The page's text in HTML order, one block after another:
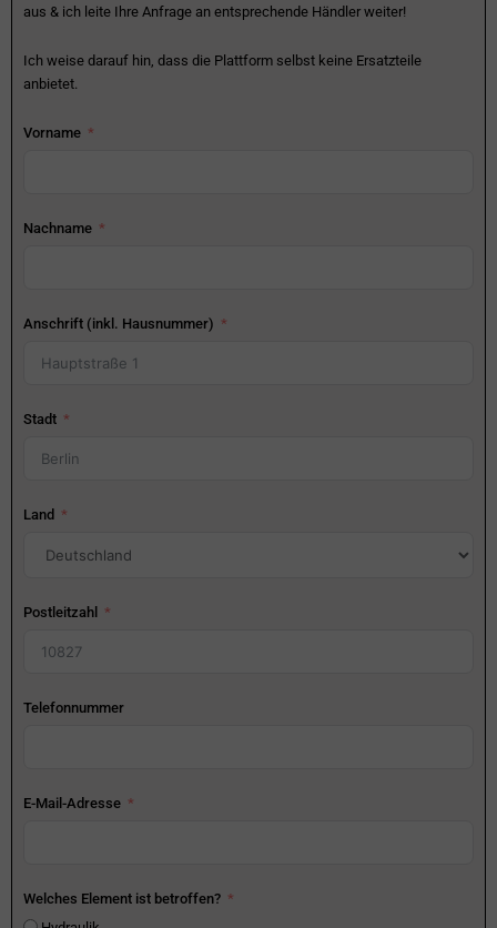
aus & ich leite Ihre Anfrage an entsprechende Händler weiter!
Ich weise darauf hin, dass die Plattform selbst keine Ersatzteile
anbietet.
Vorname
Nachname
Anschrift (inkl. Hausnummer)
Stadt
Land
Postleitzahl
Telefonnummer
E-Mail-Adresse
Welches Element ist betroffen?